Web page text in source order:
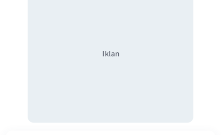
Iklan